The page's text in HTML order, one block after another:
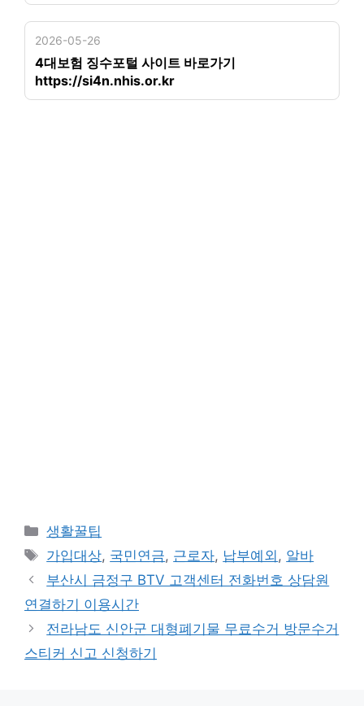
2026-05-26
4대보험 징수포털 사이트 바로가기
https://si4n.nhis.or.kr
카
테
리
생활꿀팁
태
그
가입대상, 국민연금, 근로자, 납부예외 , 알바
부산시 금정구 BTV 고객센터 전화번호 상담원
연결하기 이용시간
전라남도 신안군 대형폐기물 무료수거 방문수거
스티커 신고 신청하기